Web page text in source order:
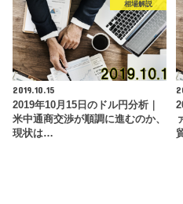
相場解説
2019.10.15
2019年10月15日のドル円分析｜
米中通商交渉が順調に進むのか、
現状は…